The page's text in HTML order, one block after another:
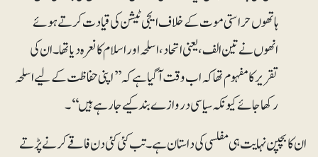
ہاتھوں حراستی موت کے خلاف ایجی ٹیشن کی قیادت کرتے ہوئے
انھوں نے تین الف، یعنی اتحاد، اسلحہ اور اسلام کا نعرہ دیا تھا ۔ ان کی
تقریر کا مفہوم تھا کہ اب وقت آگیا ہے کہ ’’اپنی حفاظت کے لیے اسلحہ
رکھا جائے کیونکہ سیاسی دروازے بند کیے جا رہے ہیں‘‘۔
ان کا بچپن نہایت ہی مفلسی کی داستان ہے۔ تب کئی کئی دن فاقے کرنے پڑتے